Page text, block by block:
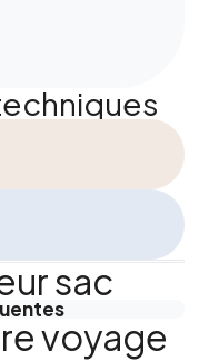
sac
voyage